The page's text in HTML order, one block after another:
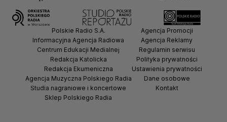
Polskie Radio S.A.
Informacyjna Agencja Radiowa
Centrum Edukacji Medialnej
Redakcja Katolicka
Redakcja Ekumeniczna
Agencja Muzyczna Polskiego Radia
Studia nagraniowe i koncertowe
Sklep Polskiego Radia
Agencja Promocji
Agencja Reklamy
Regulamin serwisu
Polityka prywatności
Ustawienia prywatności
Dane osobowe
Kontakt